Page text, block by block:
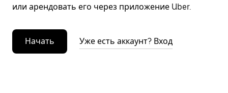
или арендовать его через приложение Uber.
Начать Уже есть аккаунт? Вход